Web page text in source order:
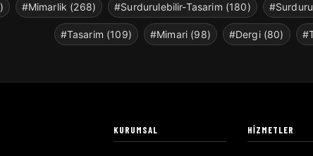
#Mimarlik (268) #Surdurulebilir-Tasarim (180)
#Tasarim (109) #Mimari (98) #Dergi (80)
KURUMSAL HIZMETLER